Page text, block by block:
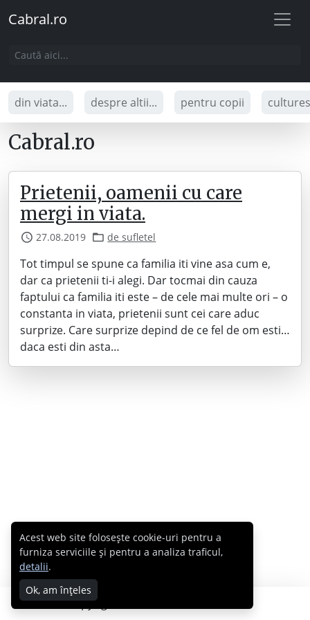
Cabral.ro
din viata... despre altii... pentru copii
Cabral.ro
Prietenii, oamenii cu care
mergi in viata.
27.08.2019 de sufletel
Tot timpul se spune ca familia iti vine asa cum e,
dar ca prietenii ti-i alegi. Dar tocmai din cauza
faptului ca familia iti este – de cele mai multe ori – o
constanta in viata, prietenii sunt cei care aduc
surprize. Care surprize depind de ce fel de om esti…
daca esti din asta…
Copyright © 2007 - 2026 Cabral.ro
Acest web site folosește cookie-uri pentru a
furniza serviciile și pentru a analiza traficul,
detalii.
Ok, am înțeles